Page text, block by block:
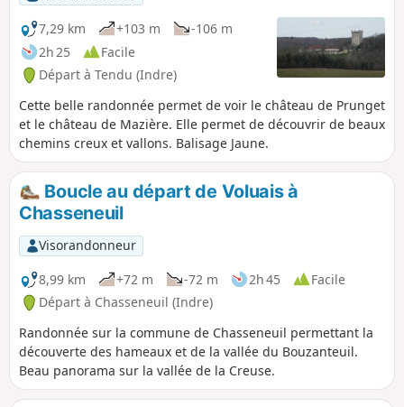
7,29 km
+103 m
-106 m
2h 25
Facile
Départ à Tendu (Indre)
Cette belle randonnée permet de voir le château de Prunget
et le château de Mazière. Elle permet de découvrir de beaux
chemins creux et vallons. Balisage Jaune.
Boucle au départ de Voluais à
Chasseneuil
Visorandonneur
8,99 km
+72 m -72 m 2h 45
Facile
Départ à Chasseneuil (Indre)
Randonnée sur la commune de Chasseneuil permettant la
découverte des hameaux et de la vallée du Bouzanteuil.
Beau panorama sur la vallée de la Creuse.